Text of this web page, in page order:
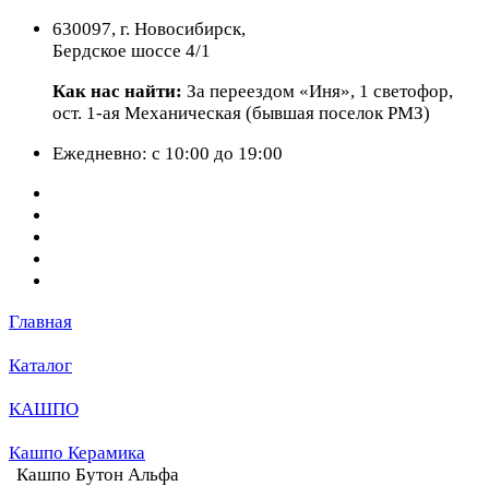
630097, г. Новосибирск,
Бердское шоссе 4/1
Как нас найти: За переездом «Иня», 1 светофор,
ост. 1-ая Механическая (бывшая поселок РМЗ)
Ежедневно: с 10:00 до 19:00
Главная
Каталог
КАШПО
Кашпо Керамика
Кашпо Бутон Альфа